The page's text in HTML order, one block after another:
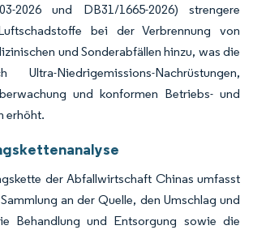
2026 und DB31/1665-2026) strengere
bei der Verbrennung von
und Sonderabfällen hinzu, was die
Niedrigemissions-Nachrüstungen,
und konformen Betriebs- und
erhöht.
der Abfallwirtschaft Chinas umfasst
an der Quelle, den Umschlag und
Behandlung und Entsorgung sowie die